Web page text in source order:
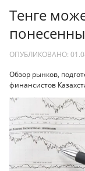
Тенге
ОПУБЛИКОВАНО:
Обзор рынков,
финансистов